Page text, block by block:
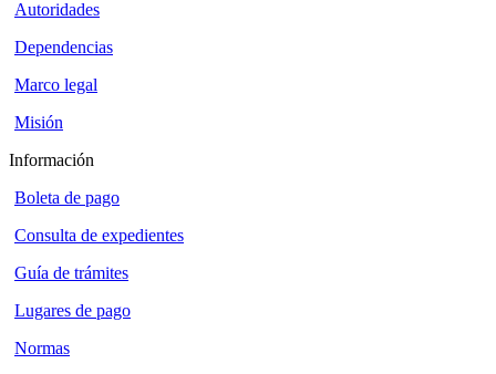
Autoridades
Dependencias
Marco legal
Misión
Información
Boleta de pago
Consulta de expedientes
Guía de trámites
Lugares de pago
Normas